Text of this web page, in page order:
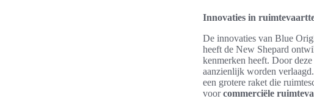
Innovaties in
De innovaties van Blue
heeft de New Shepard
kenmerken heeft. Door
aanzienlijk worden
een grotere raket die
voorcommerciële